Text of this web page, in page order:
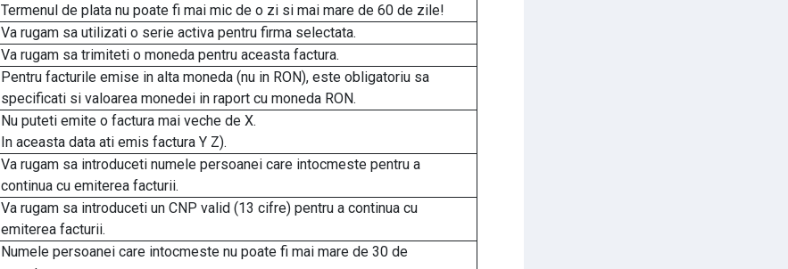
Termenul de plata nu poate fi mai mic de o zi si mai mare de 60 de zile!
Va rugam sa utilizati o serie activa pentru firma selectata.
Va rugam sa trimiteti o moneda pentru aceasta factura.
Pentru facturile emise in alta moneda (nu in RON), este obligatoriu sa
specificati si valoarea monedei in raport cu moneda RON.
Nu puteti emite o factura mai veche de X.
In aceasta data ati emis factura Y Z).
Va rugam sa introduceti numele persoanei care intocmeste pentru a
continua cu emiterea facturii.
Va rugam sa introduceti un CNP valid (13 cifre) pentru a continua cu
emiterea facturii.
Numele persoanei care intocmeste nu poate fi mai mare de 30 de